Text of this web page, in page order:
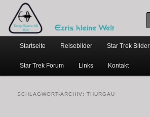
primären
Inhalt
springen
sekundären
Inhalt
springen
Ezris kleine Welt
…weil bloggen so schick ist
Hauptmenü
Startseite Reisebilder Star Trek Bilder
Star Trek Forum Links Kontakt
SCHLAGWORT-ARCHIV:THURGAU